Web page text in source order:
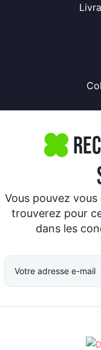
Vous pouvez
trouverez pour
dans les